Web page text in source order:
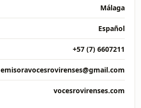
Málaga
Español
+57 (7) 6607211
emisoravocesrovirenses@gmail.com
vocesrovirenses.com